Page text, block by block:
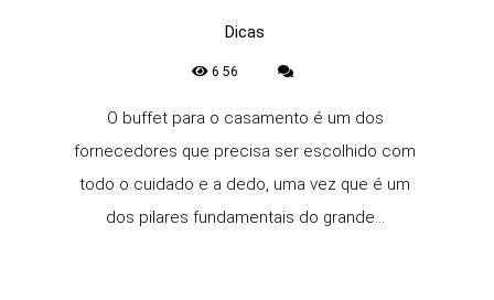
Dicas
656
O buffet para o casamento é um dos
fornecedores que precisa ser escolhido com
todo o cuidado e a dedo, uma vez que é um
dos pilares fundamentais do grande...